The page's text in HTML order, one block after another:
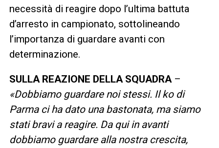
necessità di reagire dopo l’ultima battuta
d’arresto in campionato, sottolineando
l’importanza di guardare avanti con
determinazione.
SULLA REAZIONE DELLA SQUADRA–
«Dobbiamo guardare noi stessi. Il ko di
Parma ci ha dato una bastonata, ma siamo
stati bravi a reagire. Da qui in avanti
dobbiamo guardare alla nostra crescita,